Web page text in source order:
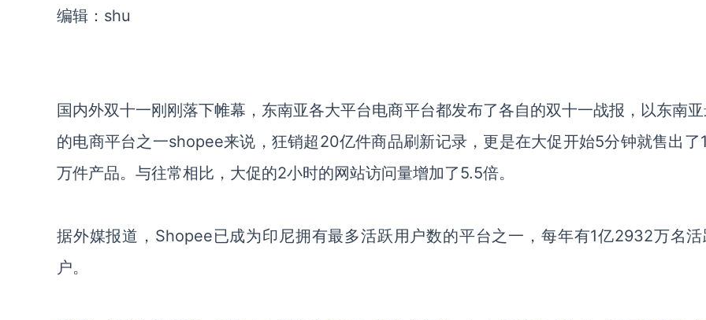
编辑：shu
国内外双十一刚刚落下帷幕，东南亚各大平台电商平台都发布了各自的双十一战报，以东南
的电商平台之一shopee来说，狂销超20亿件商品刷新记录，更是在大促开始5分钟就售出了
万件产品。与往常相比，大促的2小时的网站访问量增加了5.5倍。
据外媒报道，Shopee已成为印尼拥有最多活跃用户数的平台之一，每年有1亿2932万名
户。